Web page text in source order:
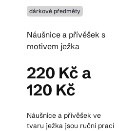
dárkové předměty
Náušnice a přívěšek s
motivem ježka
220 Kč a
120 Kč
Náušnice a přívěšek ve
tvaru ježka jsou ruční prací